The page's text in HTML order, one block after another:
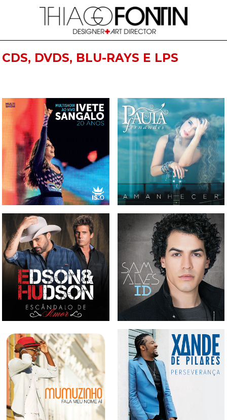
CDS, DVDS, BLU-RAYS E LPS
CD, DVD E BLU-RAY IVETE
SANGALO - MULTISHOW AO
VIVO 20 ANOS
CD PAULA FERNANDES -
AMANHECER
CD EDSON & HUDSON -
ESCÂNDALO DE AMOR
CD SAM ALVES - ID
CD MUMUZINHO - FALA
MEU NOME AÍ
CD XANDES DE PILARES -
PERSEVERANÇA